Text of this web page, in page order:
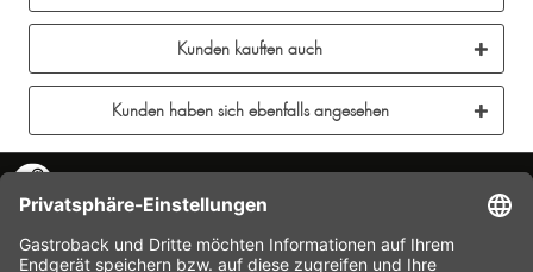
Kunden kauften auch
Kunden haben sich ebenfalls angesehen
SERVICE HOTLINE